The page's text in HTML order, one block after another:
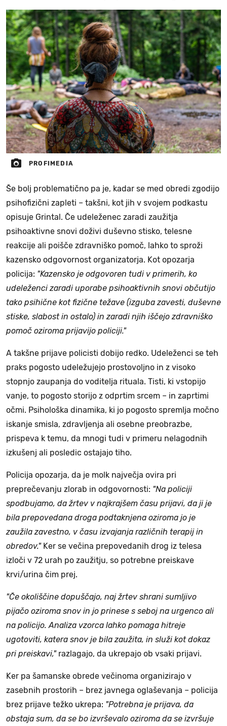
PROFIMEDIA
Še bolj problematično pa je, kadar se med obredi zgodijo
psihofizični zapleti – takšni, kot jih v svojem podkastu
opisuje Grintal. Če udeleženec zaradi zaužitja
psihoaktivne snovi doživi duševno stisko, telesne
reakcije ali poišče zdravniško pomoč, lahko to sproži
kazensko odgovornost organizatorja. Kot opozarja
policija: "Kazensko je odgovoren tudi v primerih, ko
udeleženci zaradi uporabe psihoaktivnih snovi občutijo
tako psihične kot fizične težave (izguba zavesti, duševne
stiske, slabost in ostalo) in zaradi njih iščejo zdravniško
pomoč oziroma prijavijo policiji."
A takšne prijave policisti dobijo redko. Udeleženci se teh
praks pogosto udeležujejo prostovoljno in z visoko
stopnjo zaupanja do voditelja rituala. Tisti, ki vstopijo
vanje, to pogosto storijo z odprtim srcem – in zaprtimi
očmi. Psihološka dinamika, ki jo pogosto spremlja močno
iskanje smisla, zdravljenja ali osebne preobrazbe,
prispeva k temu, da mnogi tudi v primeru nelagodnih
izkušenj ali posledic ostajajo tiho.
Policija opozarja, da je molk največja ovira pri
preprečevanju zlorab in odgovornosti: "Na policiji
spodbujamo, da žrtev v najkrajšem času prijavi, da ji je
bila prepovedana droga podtaknjena oziroma jo je
zaužila zavestno, v času izvajanja različnih terapij in
obredov."Ker se večina prepovedanih drog iz telesa
izloči v 72 urah po zaužitju, so potrebne preiskave
krvi/urina čim prej.
"Če okoliščine dopuščajo, naj žrtev shrani sumljivo
pijačo oziroma snov in jo prinese s seboj na urgenco ali
na policijo. Analiza vzorca lahko pomaga hitreje
ugotoviti, katera snov je bila zaužita, in služi kot dokaz
pri preiskavi," razlagajo, da ukrepajo ob vsaki prijavi.
Ker pa šamanske obrede večinoma organizirajo v
zasebnih prostorih – brez javnega oglaševanja – policija
brez prijave težko ukrepa: "Potrebna je prijava, da
obstaja sum, da se bo izvrševalo oziroma da se izvršuje